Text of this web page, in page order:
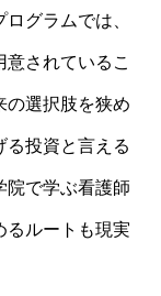
グラムでは、
されているこ
の選択肢を狭め
る投資と言える
院で学ぶ看護師
るルートも現実